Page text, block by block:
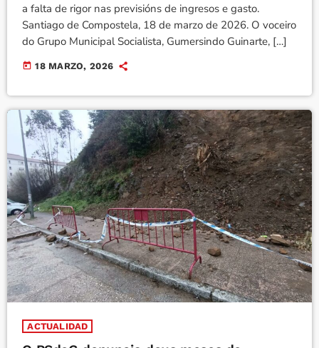
a falta de rigor nas previsións de ingresos e gasto.
Santiago de Compostela, 18 de marzo de 2026. O voceiro
do Grupo Municipal Socialista, Gumersindo Guinarte, […]
today 18 MARZO, 2026
ACTUALIDAD